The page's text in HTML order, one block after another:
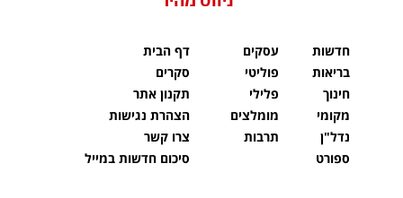
חדשות
בריאות
חינוך
מקומי
נדל"ן
ספורט
עסקים
פוליטי
פלילי
מומלצים
תרבות
דף הבית
סקרים
תקנון אתר
הצהרת נגישות
צרו קשר
סיכום חדשות במייל